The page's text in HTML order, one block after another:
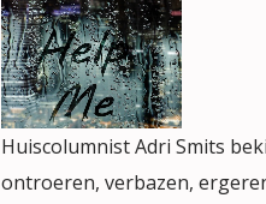
Huiscolumnist Adri Smits
ontroeren, verbazen,